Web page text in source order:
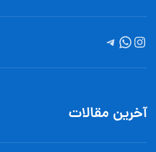
آخرین مقالات